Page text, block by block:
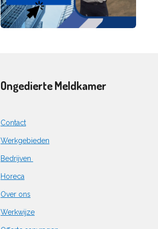
Ongedierte Meldkamer
Contact
Werkgebieden
Bedrijven
Horeca
Over ons
Werkwijze